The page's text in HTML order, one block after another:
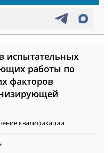
испытательных
работы по
факторов
квалификации